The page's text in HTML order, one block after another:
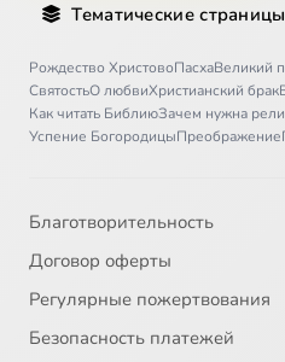
Тематические
Рождество ХристовоПасхаВеликий
СвятостьО любвиХристианский брак
Как читать БиблиюЗачем нужна
Успение БогородицыПреображение
Благотворительность
Договор оферты
Регулярные пожертвования
Безопасность платежей